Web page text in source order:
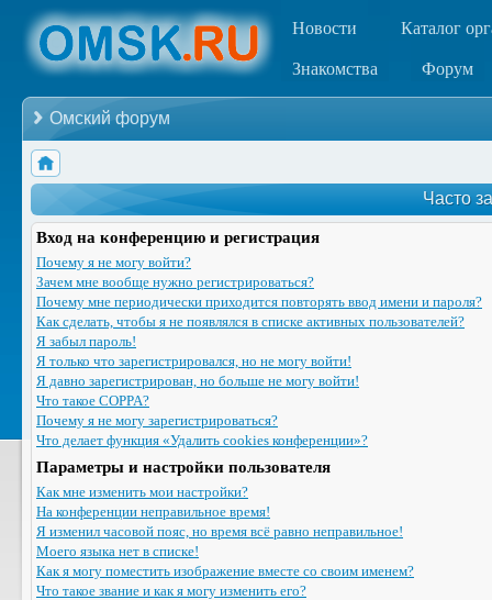
Новости Каталог
Знакомства Форум
Омский форум
Часто
Вход на конференцию и регистрация
Почему я не могу войти?
Зачем мне вообще нужно регистрироваться?
Почему мне периодически приходится повторять ввод имени и пароля?
Как сделать, чтобы я не появлялся в списке активных пользователей?
Я забыл пароль!
Я только что зарегистрировался, но не могу войти!
Я давно зарегистрирован, но больше не могу войти!
Что такое COPPA?
Почему я не могу зарегистрироваться?
Что делает функция «Удалить cookies конференции»?
Параметры и настройки пользователя
Как мне изменить мои настройки?
На конференции неправильное время!
Я изменил часовой пояс, но время всё равно неправильное!
Моего языка нет в списке!
Как я могу поместить изображение вместе со своим именем?
Что такое звание и как я могу изменить его?